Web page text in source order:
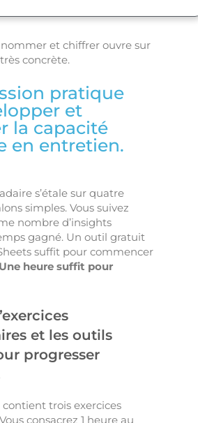
et chiffrer ouvre sur
concrète.
pratique
et
la capacité
en entretien.
s’étale sur quatre
simples. Vous suivez
nombre d’insights
gagné. Un outil gratuit
suffit pour commencer
Une heure suffit pour
et les outils
progresser
contient trois exercices
consacrez 1 heure au